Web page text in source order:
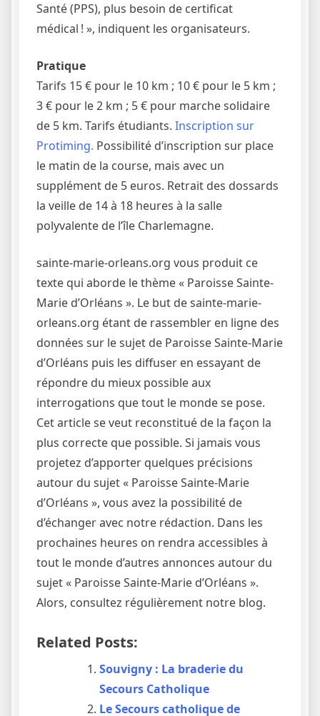
Santé (PPS), plus besoin de certificat
médical ! », indiquent les organisateurs.
Pratique
Tarifs 15 € pour le 10 km ; 10 € pour le 5 km ;
3 € pour le 2 km ; 5 € pour marche solidaire
de 5 km. Tarifs étudiants. Inscription sur
Protiming. Possibilité d’inscription sur place
le matin de la course, mais avec un
supplément de 5 euros. Retrait des dossards
la veille de 14 à 18 heures à la salle
polyvalente de l’île Charlemagne.
sainte-marie-orleans.org vous produit ce
texte qui aborde le thème « Paroisse Sainte-
Marie d’Orléans ». Le but de sainte-marie-
orleans.org étant de rassembler en ligne des
données sur le sujet de Paroisse Sainte-Marie
d’Orléans puis les diffuser en essayant de
répondre du mieux possible aux
interrogations que tout le monde se pose.
Cet article se veut reconstitué de la façon la
plus correcte que possible. Si jamais vous
projetez d’apporter quelques précisions
autour du sujet « Paroisse Sainte-Marie
d’Orléans », vous avez la possibilité de
d’échanger avec notre rédaction. Dans les
prochaines heures on rendra accessibles à
tout le monde d’autres annonces autour du
sujet « Paroisse Sainte-Marie d’Orléans ».
Alors, consultez régulièrement notre blog.
Related Posts:
Souvigny : La braderie du
Secours Catholique
Le Secours catholique de